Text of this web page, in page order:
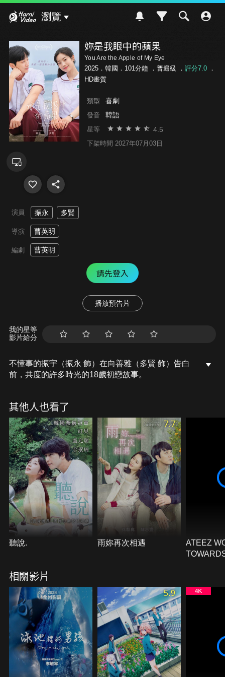
瀏覽
妳是我眼中的蘋果
You Are the Apple of My Eye
2025．韓國．101分鐘 ． 普遍級 ． 評分7.0．
HD畫質
類型 喜劇
發音 韓語
星等 4.5
下架時間 2027年07月03日
演員 振永 多賢
導演 曹英明
編劇 曹英明
請先登入
播放預告片
我的星等
影片給分
不懂事的振宇（振永 飾）在向善雅（多賢 飾）告白
前，共度的許多時光的18歲初戀故事。
其他人也看了
聽說.
7.7
雨妳再次相遇
ATEEZ
相關影片
5.9